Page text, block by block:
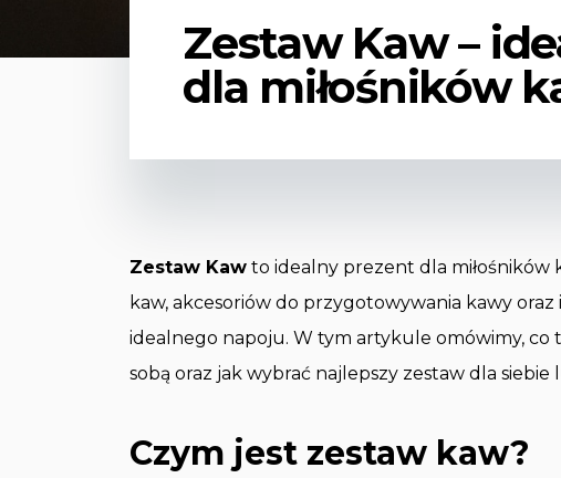
Zestaw Kaw –
dla miłośników
Zestaw Kaw to idealny prezent dla miłośników
kaw, akcesoriów do przygotowywania kawy
idealnego napoju. W tym artykule omówimy, co
sobą oraz jak wybrać najlepszy zestaw dla
Czym jest zestaw kaw?